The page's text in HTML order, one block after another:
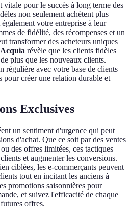
vitale pour le succès à long terme des
non seulement achètent plus
votre entreprise à leur
de fidélité, des récompenses et un
transformer des acheteurs uniques
Acquia révèle que les clients fidèles
de plus que les nouveaux clients.
régulière avec votre base de clients
pour créer une relation durable et
Exclusives
un sentiment d'urgence qui peut
d'achat. Que ce soit par des ventes
des offres limitées, ces tactiques
et augmenter les conversions.
ciblées, les e-commerçants peuvent
tout en incitant les anciens à
promotions saisonnières pour
et suivez l'efficacité de chaque
offres.